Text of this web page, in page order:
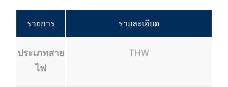
รายการ รายละเอียด
ประเภทสาย
ไฟ
THW